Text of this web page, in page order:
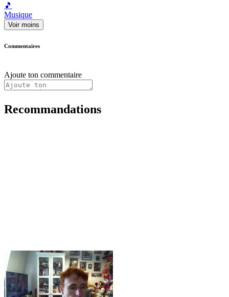
🎵
Musique
Voir moins
Commentaires
Ajoute ton commentaire
Recommandations